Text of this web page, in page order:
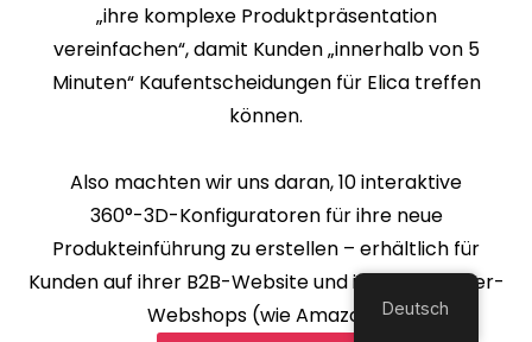
„ihre komplexe Produktpräsentation
vereinfachen“, damit Kunden „innerhalb von 5
Minuten“ Kaufentscheidungen für Elica treffen
können.
Also machten wir uns daran, 10 interaktive
360°-3D-Konfiguratoren für ihre neue
Produkteinführung zu erstellen – erhältlich für
Kunden auf ihrer B2B-Website und in Verbraucher-
Webshops (wie Amazon).Deutsch